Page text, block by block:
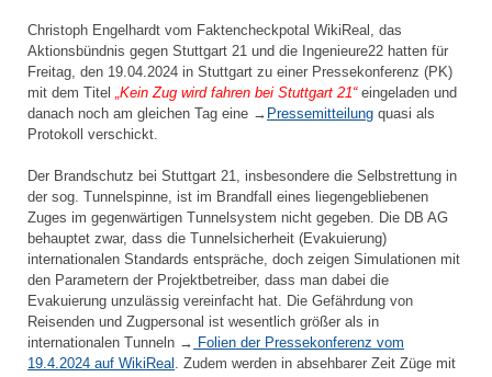
Christoph Engelhardt vom Faktencheckpotal WikiReal, das
Aktionsbündnis gegen Stuttgart 21 und die Ingenieure22 hatten für
Freitag, den 19.04.2024 in Stuttgart zu einer Pressekonferenz (PK)
mit dem Titel „Kein Zug wird fahren bei Stuttgart 21“eingeladen und
danach noch am gleichen Tag eine → Pressemitteilung quasi als
Protokoll verschickt.
Der Brandschutz bei Stuttgart 21, insbesondere die Selbstrettung in
der sog. Tunnelspinne, ist im Brandfall eines liegengebliebenen
Zuges im gegenwärtigen Tunnelsystem nicht gegeben. Die DB AG
behauptet zwar, dass die Tunnelsicherheit (Evakuierung)
internationalen Standards entspräche, doch zeigen Simulationen mit
den Parametern der Projektbetreiber, dass man dabei die
Evakuierung unzulässig vereinfacht hat. Die Gefährdung von
Reisenden und Zugpersonal ist wesentlich größer als in
internationalen Tunneln → Folien der Pressekonferenz vom
19.4.2024 auf WikiReal . Zudem werden in absehbarer Zeit Züge mit